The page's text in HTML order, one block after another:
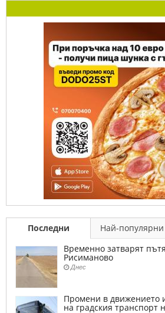
Последни Най-популярни
Временно затварят
Рисиманово
Днес
Промени в движението
на градския транспорт